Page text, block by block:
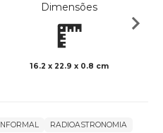
Dimensões
16.2 x 22.9 x 0.8 cm
INFORMAL
RADIOASTRONOMIA